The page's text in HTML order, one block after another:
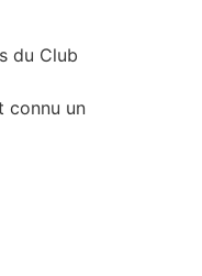
du Club
connu un